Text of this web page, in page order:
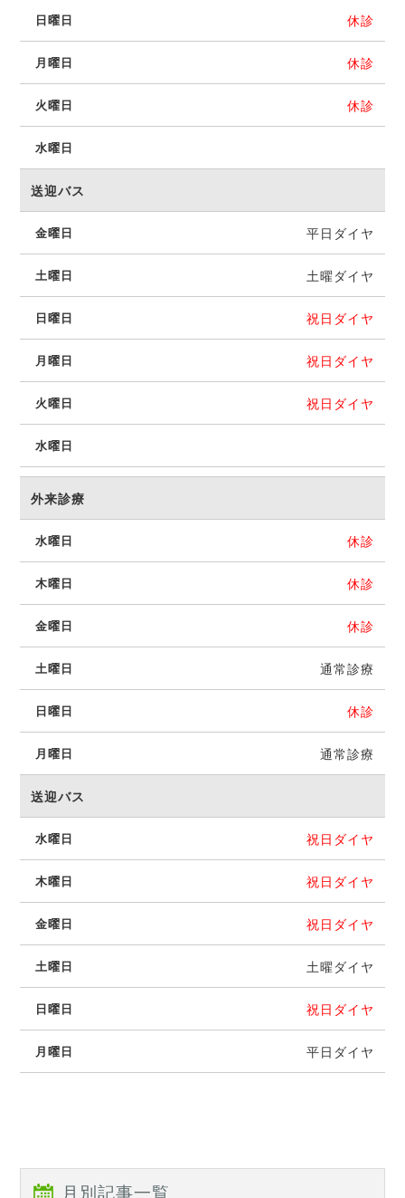
休診
休診
休診
送迎バス
平日ダイヤ
土曜ダイヤ
祝日ダイヤ
祝日ダイヤ
祝日ダイヤ
外来診療
休診
休診
休診
通常診療
休診
通常診療
送迎バス
祝日ダイヤ
祝日ダイヤ
祝日ダイヤ
土曜ダイヤ
祝日ダイヤ
平日ダイヤ
月別記事一覧